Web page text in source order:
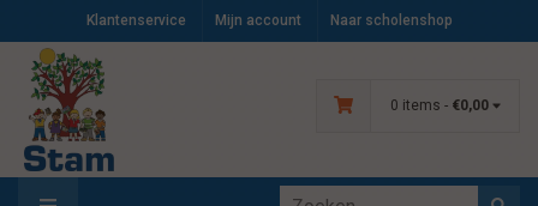
Klantenservice Mijn account Naar scholenshop
0 items - €0,00